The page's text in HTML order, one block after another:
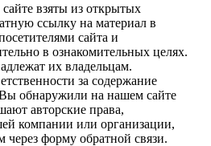
взяты из открытых
ссылку на материал в
сайта и
в ознакомительных целях.
их владельцам.
за содержание
обнаружили на нашем сайте
авторские права,
компании или организации,
форму обратной связи.